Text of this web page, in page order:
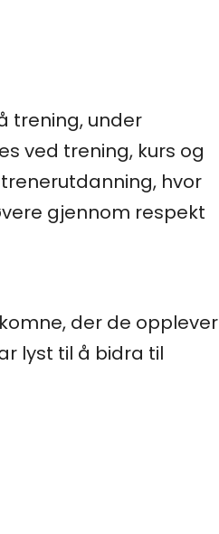
trening, under
ved trening, kurs og
hvor
gjennom respekt
der de opplever
lyst til å bidra til